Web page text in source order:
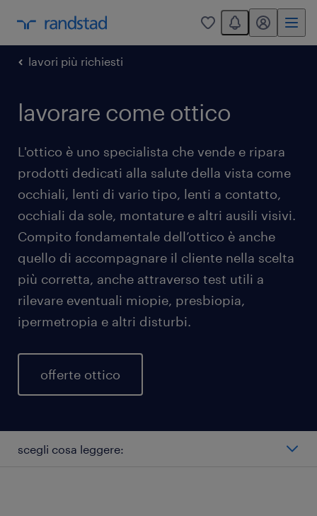
0
You have 0
my randstad
lavori più richiesti
lavorare come ottico
L'ottico è uno specialista che vende e ripara
prodotti dedicati alla salute della vista come
occhiali, lenti di vario tipo, lenti a contatto,
occhiali da sole, montature e altri ausili visivi.
Compito fondamentale dell’ottico è anche
quello di accompagnare il cliente nella scelta
più corretta, anche attraverso test utili a
rilevare eventuali miopie, presbiopia,
ipermetropia e altri disturbi.
offerte ottico
scegli cosa leggere: